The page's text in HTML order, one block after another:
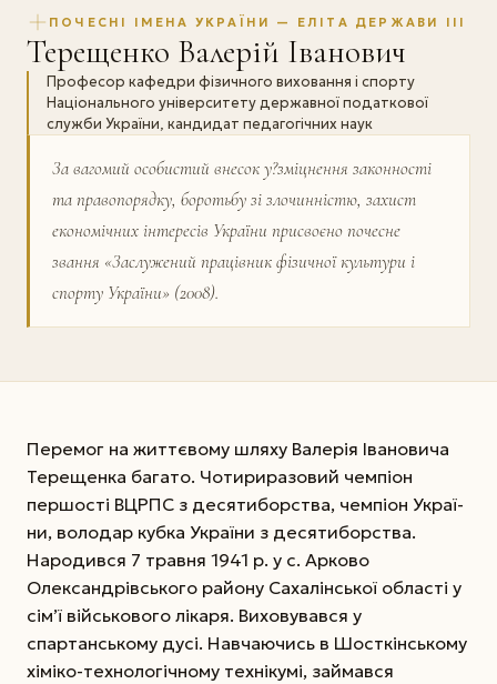
ПОЧЕСНІ ІМЕНА УКРАЇНИ — ЕЛІТА ДЕРЖАВИ III
Терещенко Валерій Іванович
Професор кафедри фізичного виховання і спорту
Національного університету державної податкової
служби України, кандидат педагогічних наук
За вагомий особистий внесок у?зміцнення законності
та правопорядку, боротьбу зі злочинністю, захист
економічних інтересів України присвоєно почесне
звання «Заслужений працівник фізичної культури і
спорту України» (2008).
Перемог на життєвому шляху Валерія Івановича
Терещенка багато. Чотириразовий чемпіон
першості ВЦРПС з десятиборства, чемпіон Украї­
ни, володар кубка України з десятиборства.
Народився 7 травня 1941 р. у с. Арково
Олександрівського району Сахалінської області у
сім’ї військового лікаря. Виховувався у
спартанському дусі. Навчаючись в Шосткінському
хіміко-технологічному технікумі, займався